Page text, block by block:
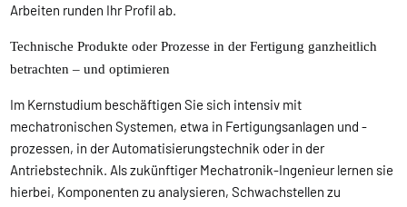
Arbeiten runden Ihr Profil ab.
Technische Produkte oder Prozesse in der Fertigung ganzheitlich
betrachten – und optimieren
Im Kernstudium beschäftigen Sie sich intensiv mit
mechatronischen Systemen, etwa in Fertigungsanlagen und -
prozessen, in der Automatisierungstechnik oder in der
Antriebstechnik. Als zukünftiger Mechatronik-Ingenieur lernen sie
hierbei, Komponenten zu analysieren, Schwachstellen zu